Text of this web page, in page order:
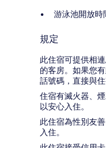
游泳池開放
規定
此住宿可提供相
的客房。如果您
話號碼，直接與住
住宿有滅火器、
以安心入住。
此住宿為性別友
入住。